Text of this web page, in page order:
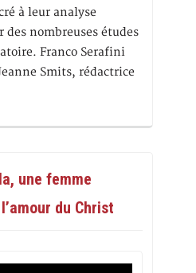
à leur analyse
nombreuses études
Franco Serafini
Smits, rédactrice
une femme
du Christ